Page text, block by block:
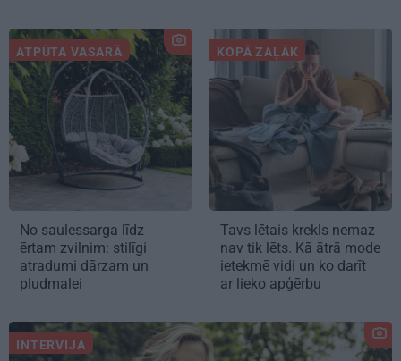
ATPŪTA VASARĀ
No saulessarga līdz
ērtam zvilnim: stilīgi
atradumi dārzam un
pludmalei
KOPĀ ZAĻĀK
Tavs lētais krekls nemaz
nav tik lēts. Kā ātrā mode
ietekmē vidi un ko darīt
ar lieko apģērbu
INTERVIJA